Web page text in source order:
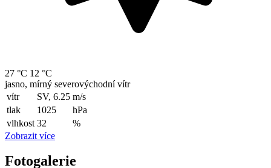
27 °C 12 °C
jasno, mírný severovýchodní vítr
vítr
SV, 6.25 m/s
tlak
1025
hPa
vlhkost 32
%
Zobrazit více
Fotogalerie